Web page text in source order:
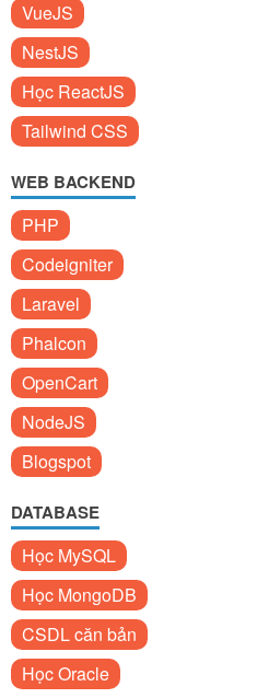
VueJS
NestJS
Học ReactJS
Tailwind CSS
WEB BACKEND
PHP
Codeigniter
Laravel
Phalcon
OpenCart
NodeJS
Blogspot
DATABASE
Học MySQL
Học MongoDB
CSDL căn bản
Học Oracle